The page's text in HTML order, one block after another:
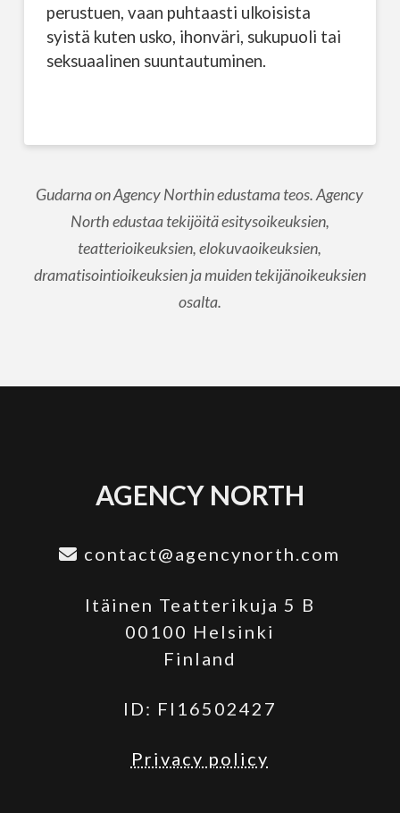
perustuen, vaan puhtaasti ulkoisista
syistä kuten usko, ihonväri, sukupuoli tai
seksuaalinen suuntautuminen.
Gudarna on Agency Northin edustama teos. Agency
North edustaa tekijöitä esitysoikeuksien,
teatterioikeuksien, elokuvaoikeuksien,
dramatisointioikeuksien ja muiden tekijänoikeuksien
osalta.
AGENCY NORTH
contact@agencynorth.com
Itäinen Teatterikuja 5 B
00100 Helsinki
Finland
ID: FI16502427
Privacy policy